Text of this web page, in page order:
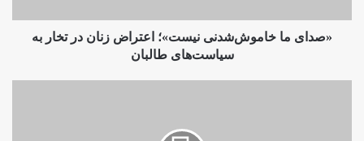
به
سیاست‌های
«صدای ما خاموش‌شدنی نیست»؛ اعتراض زنان در تخار به
سیاست‌های طالبان